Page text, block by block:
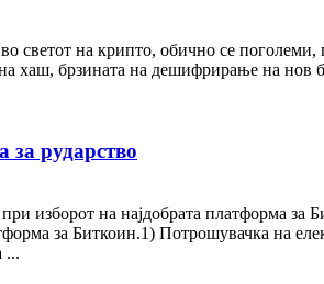
светот на крипто, обично се
хаш, брзината на дешифрирање на нов
за рударство
изборот на најдобрата платформа
за Биткоин.1) Потрошувачка на
...